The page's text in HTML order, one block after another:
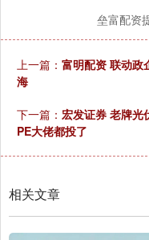
垒富配资
上一篇： 富明配资 联动政
海
下一篇： 宏发证券 老牌光
PE大佬都投了
相关文章